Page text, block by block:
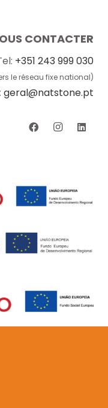
CONTACTER
+351 243 999 030
le réseau fixe national)
geral@natstone.pt